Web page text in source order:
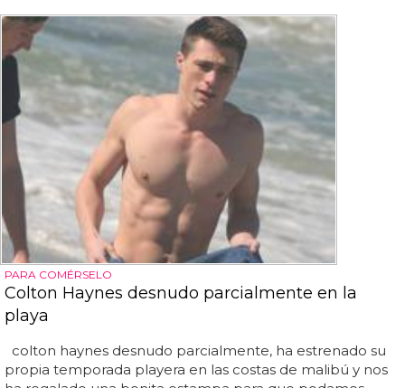
PARA COMÉRSELO
Colton Haynes desnudo parcialmente en la
playa
colton haynes desnudo parcialmente, ha estrenado su
propia temporada playera en las costas de malibú y nos